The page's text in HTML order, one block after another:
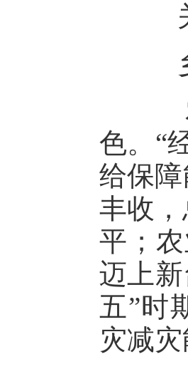
关
乡
农
色。“
给保
丰收
平；
迈上
五”时
灾减